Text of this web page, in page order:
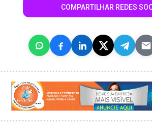
COMPARTILHAR REDES